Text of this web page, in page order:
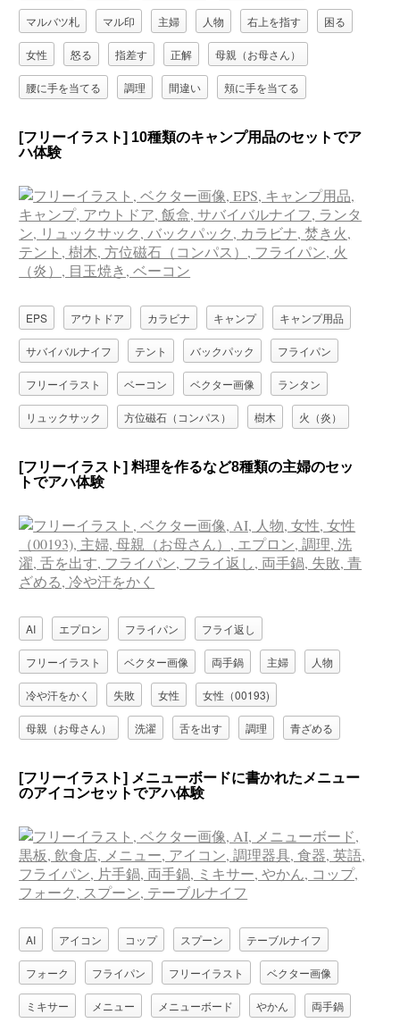
マルバツ札 マル印 主婦 人物 右上を指す 困る
女性 怒る 指差す 正解 母親（お母さん）
腰に手を当てる 調理 間違い 頬に手を当てる
[フリーイラスト] 10種類のキャンプ用品のセットでア
ハ体験
EPS アウトドア カラビナ キャンプ キャンプ用品
サバイバルナイフ テント バックパック フライパン
フリーイラスト ベーコン ベクター画像 ランタン
リュックサック 方位磁石（コンパス） 樹木 火（炎）
[フリーイラスト] 料理を作るなど8種類の主婦のセッ
トでアハ体験
AI エプロン フライパン フライ返し
フリーイラスト ベクター画像 両手鍋 主婦 人物
冷や汗をかく 失敗 女性 女性（00193)
母親（お母さん） 洗濯 舌を出す 調理 青ざめる
[フリーイラスト] メニューボードに書かれたメニュー
のアイコンセットでアハ体験
AI アイコン コップ スプーン テーブルナイフ
フォーク フライパン フリーイラスト ベクター画像
ミキサー メニュー メニューボード やかん 両手鍋